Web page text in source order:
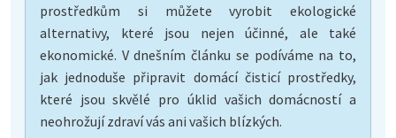
prostředkům si můžete vyrobit ekologické
alternativy, které jsou nejen účinné, ale také
ekonomické. V dnešním článku se podíváme na to,
jak jednoduše připravit domácí čisticí prostředky,
které jsou skvělé pro úklid vašich domácností a
neohrožují zdraví vás ani vašich blízkých.